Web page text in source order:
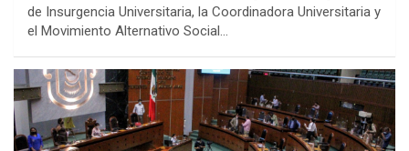
de Insurgencia Universitaria, la Coordinadora Universitaria y
el Movimiento Alternativo Social…